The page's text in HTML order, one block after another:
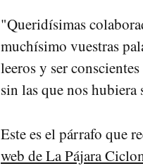
"Queridísimas
muchísimo vuestras
leeros y ser
sin las que nos
Este es el párrafo que
web de La Pájara